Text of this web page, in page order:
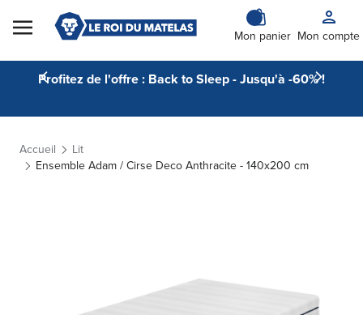
Skip to Content
Mon panier Mon compte
Profitez de l'offre : Back to Sleep - Jusqu'à -60% !
Accueil
Lit
Ensemble Adam / Cirse Deco Anthracite - 140x200 cm